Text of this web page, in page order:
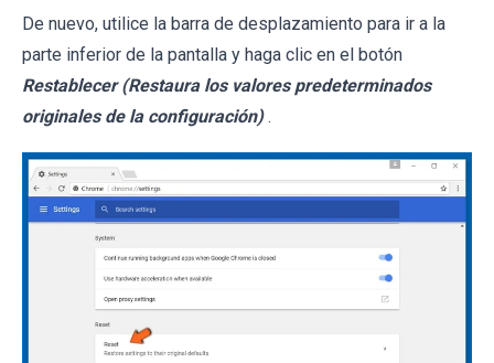
De nuevo, utilice la barra de desplazamiento para ir a la
parte inferior de la pantalla y haga clic en el botón
Restablecer (Restaura los valores predeterminados
originales de la configuración) .